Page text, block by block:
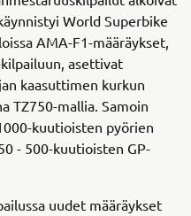
World Superbike
AMA-F1-määräykset,
asettivat
kaasuttimen kurkun
TZ750-mallia. Samoin
kuutioisten pyörien
- 500-kuutioisten GP-
uudet määräykset